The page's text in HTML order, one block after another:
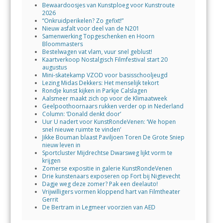
Bewaardoosjes van Kunstploeg voor Kunstroute
2026
“Onkruidperikelen? Zo gefixt!”
Nieuw asfalt voor deel van de N201
Samenwerking Topgeschenken en Hoorn
Bloommasters
Bestelwagen vat vlam, vuur snel geblust!
Kaartverkoop Nostalgisch Filmfestival start 20
augustus
Mini-skatekamp VZOD voor basisschooljeugd
Lezing Midas Dekkers: Het menselijk tekort
Rondje kunst kijken in Parkje Calslagen
Aalsmeer maakt zich op voor de Klimaatweek
Geelpoothoornaars rukken verder op in Nederland
Column: ‘Donald denkt door’
Uur U nadert voor KunstRondeVenen: ‘We hopen
snel nieuwe ruimte te vinden’
Jikke Bouman blaast Paviljoen Toren De Grote Sniep
nieuw leven in
Sportcluster Mijdrechtse Dwarsweg lijkt vorm te
krijgen
Zomerse expositie in galerie KunstRondeVenen
Drie kunstenaars exposeren op Fort bij Nigtevecht
Dagje weg deze zomer? Pak een deelauto!
Vrijwilligers vormen kloppend hart van Filmtheater
Gerrit
De Bertram in Legmeer voorzien van AED